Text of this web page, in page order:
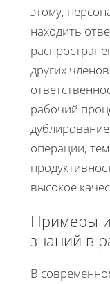
этому,
находить
других
рабочий
операции,
высокое
Примеры
знаний в
В